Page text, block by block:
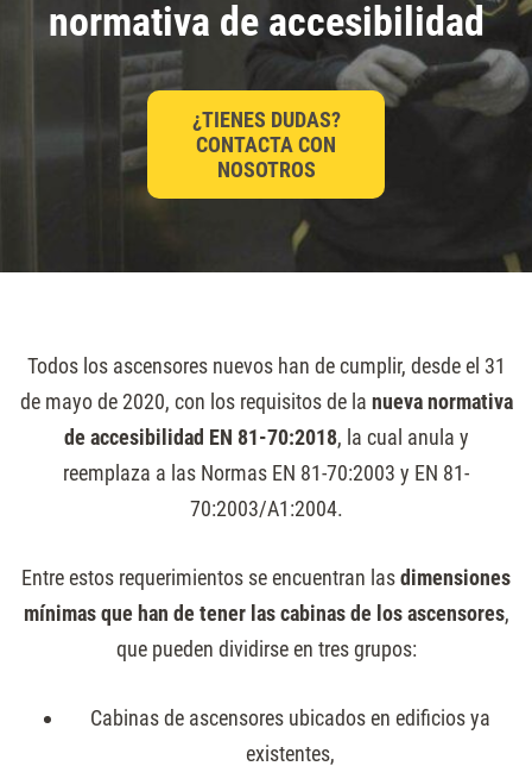
normativa de accesibilidad
¿TIENES DUDAS?
CONTACTA CON
NOSOTROS
Todos los ascensores nuevos han de cumplir, desde el 31
de mayo de 2020, con los requisitos de la nueva normativa
de accesibilidad EN 81-70:2018, la cual anula y
reemplaza a las Normas EN 81-70:2003 y EN 81-
70:2003/A1:2004.
Entre estos requerimientos se encuentran lasdimensiones
mínimas que han de tener las cabinas de los ascensores,
que pueden dividirse en tres grupos:
Cabinas de ascensores ubicados en edificios ya
existentes,